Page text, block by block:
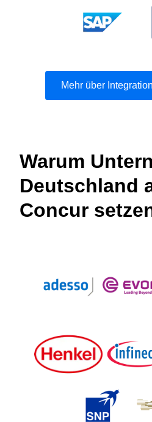
Mehr über
Warum
Deutschland
Concur